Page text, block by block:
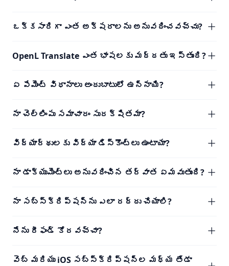
ఒక్కసారిగా ఎంత అక్షరాలను అనువదించవచ్చు?
OpenL Translate ఎంత భాషలకు మద్దతు ఇస్తుంది?
ఏ పేమెంట్ విధానాలు అందుబాటులో ఉన్నాయి?
నా చెల్లింపు సమాచారం సురక్షితమా?
విద్యార్థులకు విద్యా డిస్కౌంట్లు ఉంటాయా?
నా డాక్యుమెంట్లు అనువదించిన తర్వాత ఏమవుతుంది?
నా సబ్‌స్క్రిప్షన్‌ను ఎలా రద్దు చేయాలి?
నేను రీఫండ్ కోరవచ్చా?
వెబ్ మరియు iOS సబ్‌స్క్రిప్షన్‌ల మధ్య తేడా